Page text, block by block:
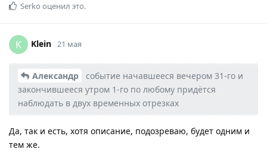
Serko оценил это.
K Klein 21 мая
Александр
событие начавшееся вечером 31-го и
закончившееся утром 1-го по любому придётся
наблюдать в двух временных отрезках
Да, так и есть, хотя описание, подозреваю, будет одним и
тем же.